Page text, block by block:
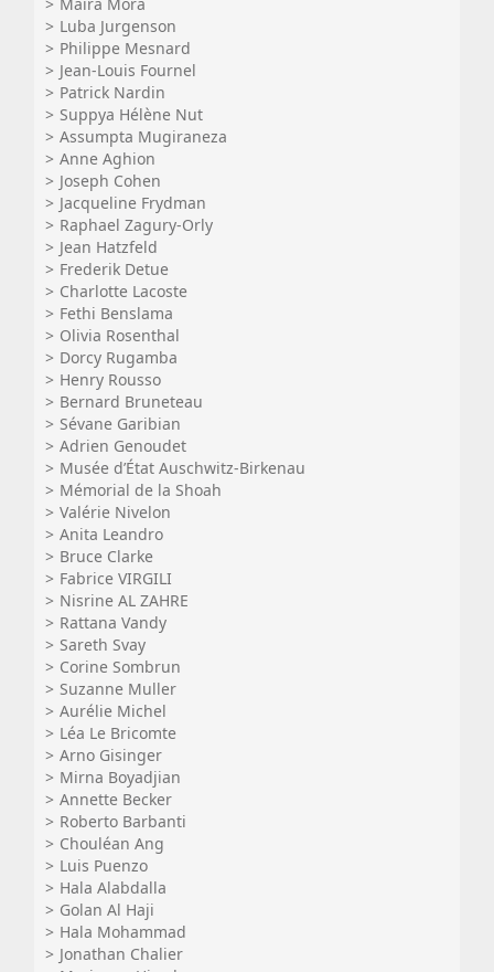
Luba Jurgenson
Philippe Mesnard
Jean-Louis Fournel
Patrick Nardin
Suppya Hélène Nut
Assumpta Mugiraneza
Anne Aghion
Joseph Cohen
Jacqueline Frydman
Raphael Zagury-Orly
Jean Hatzfeld
Frederik Detue
Charlotte Lacoste
Fethi Benslama
Olivia Rosenthal
Dorcy Rugamba
Henry Rousso
Bernard Bruneteau
Sévane Garibian
Adrien Genoudet
Musée d’État Auschwitz-Birkenau
Mémorial de la Shoah
Valérie Nivelon
Anita Leandro
Bruce Clarke
Fabrice VIRGILI
Nisrine AL ZAHRE
Rattana Vandy
Sareth Svay
Corine Sombrun
Suzanne Muller
Aurélie Michel
Léa Le Bricomte
Arno Gisinger
Mirna Boyadjian
Annette Becker
Roberto Barbanti
Chouléan Ang
Luis Puenzo
Hala Alabdalla
Golan Al Haji
Hala Mohammad
Jonathan Chalier